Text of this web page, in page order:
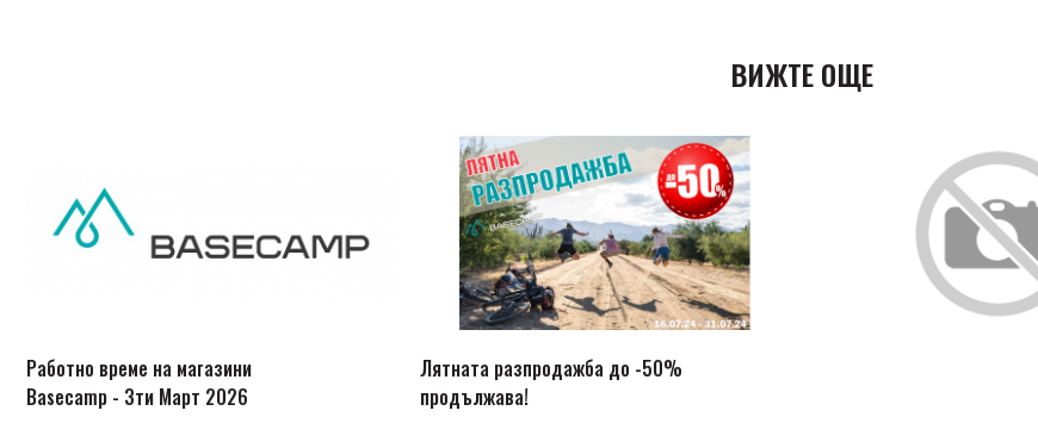
ВИЖТЕ ОЩЕ
Работно време на магазини
Basecamp - 3ти Март 2026
Лятната разпродажба до -50%
продължава!